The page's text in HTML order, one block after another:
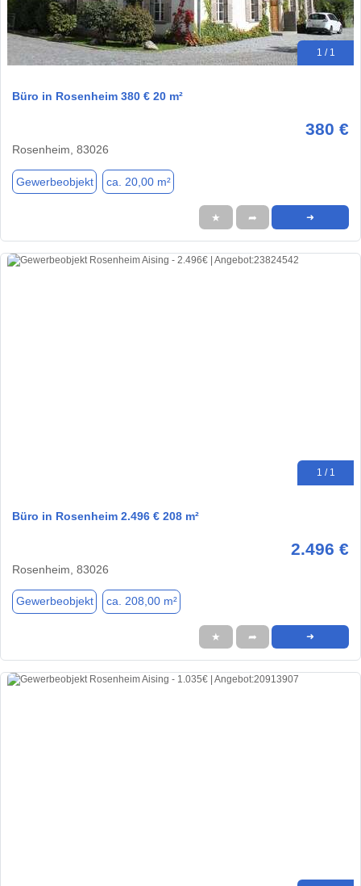
1 / 1
Büro in Rosenheim 380 € 20 m²
380 €
Rosenheim, 83026
Gewerbeobjekt ca. 20,00 m²
★ ➦ ➜
1 / 1
Büro in Rosenheim 2.496 € 208 m²
2.496 €
Rosenheim, 83026
Gewerbeobjekt ca. 208,00 m²
★ ➦ ➜